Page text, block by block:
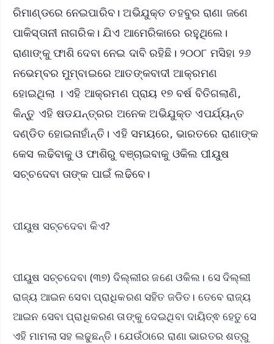
ରିମାଣ୍ଡରେ ନେଇପାରିବ। ଅଭିଯୁକ୍ତ ତହବୁର ରାଣା ଜଣେ
ପାକିସ୍ତାନୀ ନାଗରିକ। ଯିଏ ଆମେରିକାରେ ରହୁଥିଲେ।
ରାଣାଙ୍କୁ ଫାଶି ଦେବା ନେଇ ଦାବି ରହିଛି। ୨୦୦୮ ମସିହା ୨୬
ନଭେମ୍ବର ମୁମ୍ବାଇରେ ଆତଙ୍କବାଦୀ ଆକ୍ରମଣ
ହୋଇଥିଲା । ଏହି ଆକ୍ରମଣ ପ୍ରାୟ ୧୭ ବର୍ଷ ବିତିଗଲାଣି,
କିନ୍ତୁ ଏହି ଷଡଯନ୍ତ୍ରର ଅନେକ ଅଭିଯୁକ୍ତ ଏପର୍ଯ୍ୟନ୍ତ
ଦଣ୍ଡିତ ହୋଇନାହାଁନ୍ତି। ଏହି ସମୟରେ, ଭାରତରେ ରାଣାଙ୍କ
କେସ ଲଢିବାକୁ ଓ ଫାଶିରୁ ବଞ୍ଚାଇବାକୁ ଓକିଲ ପୀୟୁଷ
ସଚ୍ଚଦେବା ତାଙ୍କ ପାଇଁ ଲଢିବେ।
ପୀୟୁଷ ସଚ୍ଚଦେବା କିଏ?
ପୀୟୁଷ ସଚ୍ଚଦେବା (୩୭) ଦିଲ୍ଲୀର ଜଣେ ଓକିଲ। ସେ ଦିଲ୍ଲୀ
ରାଜ୍ୟ ଆଇନ ସେବା ପ୍ରାଧିକରଣ ସହିତ ଜଡିତ। ତେବେ ରାଜ୍ୟ
ଆଇନ ସେବା ପ୍ରାଧିକରଣ ତାଙ୍କୁ ଦେଇଥିବା ଦାୟିତ୍ଵ ହେତୁ ସେ
ଏହି ମାମଲା ସହ ଲଢୁଛନ୍ତି। ଯେଉଁଠାରେ ରାଣା ଭାରତର ଶତ୍ରୁ